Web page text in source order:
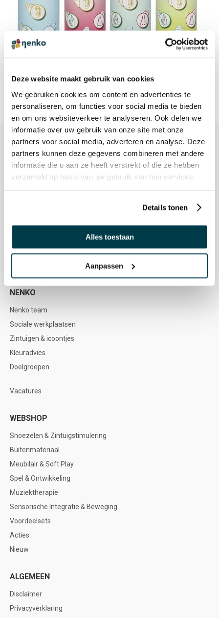
Deze website maakt gebruik van cookies
We gebruiken cookies om content en advertenties te
personaliseren, om functies voor social media te bieden
en om ons websiteverkeer te analyseren. Ook delen we
informatie over uw gebruik van onze site met onze
partners voor social media, adverteren en analyse. Deze
partners kunnen deze gegevens combineren met andere
informatie die u aan ze heeft verstrekt of die ze hebben
verzameld op basis van uw gebruik van hun services.
Details tonen
Alles toestaan
Aanpassen
KLANTENSERVICE
Klantenservice
Retourneren & Terugstorten
Garantie & Reparatie
NENKO
Nenko team
Sociale werkplaatsen
Zintuigen & icoontjes
Kleuradvies
Doelgroepen
Vacatures
WEBSHOP
Snoezelen & Zintuigstimulering
Buitenmateriaal
Meubilair & Soft Play
Spel & Ontwikkeling
Muziektherapie
Sensorische Integratie & Beweging
Voordeelsets
Acties
Nieuw
ALGEMEEN
Disclaimer
Privacyverklaring